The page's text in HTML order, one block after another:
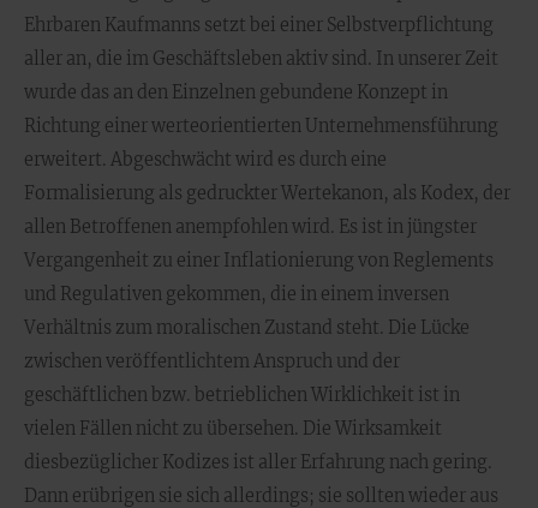
Ehrbaren Kaufmanns setzt bei einer Selbstverpflichtung
aller an, die im Geschäftsleben aktiv sind. In unserer Zeit
wurde das an den Einzelnen gebundene Konzept in
Richtung einer werteorientierten Unternehmensführung
erweitert. Abgeschwächt wird es durch eine
Formalisierung als gedruckter Wertekanon, als Kodex, der
allen Betroffenen anempfohlen wird. Es ist in jüngster
Vergangenheit zu einer Inflationierung von Reglements
und Regulativen gekommen, die in einem inversen
Verhältnis zum moralischen Zustand steht. Die Lücke
zwischen veröffentlichtem Anspruch und der
geschäftlichen bzw. betrieblichen Wirklichkeit ist in
vielen Fällen nicht zu übersehen. Die Wirksamkeit
diesbezüglicher Kodizes ist aller Erfahrung nach gering.
Dann erübrigen sie sich allerdings; sie sollten wieder aus